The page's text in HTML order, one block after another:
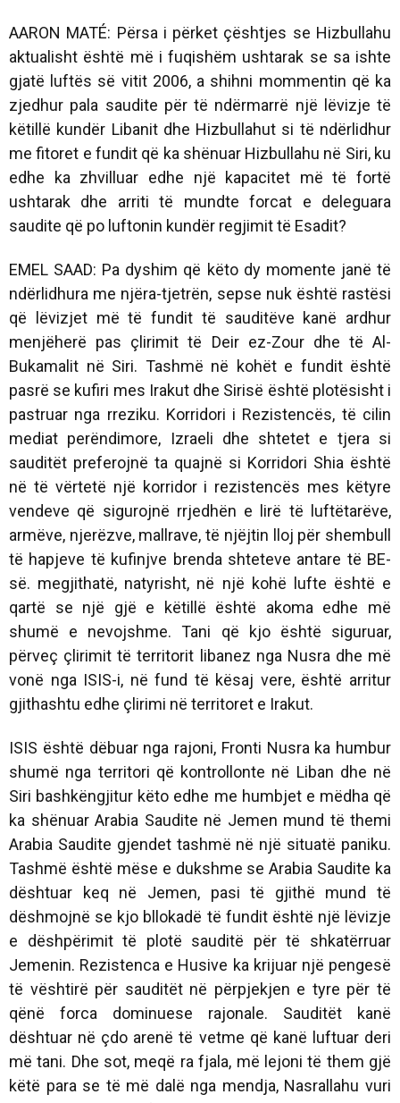
AARON MATÉ: Përsa i përket çështjes se Hizbullahu
aktualisht është më i fuqishëm ushtarak se sa ishte
gjatë luftës së vitit 2006, a shihni mommentin që ka
zjedhur pala saudite për të ndërmarrë një lëvizje të
këtillë kundër Libanit dhe Hizbullahut si të ndërlidhur
me fitoret e fundit që ka shënuar Hizbullahu në Siri, ku
edhe ka zhvilluar edhe një kapacitet më të fortë
ushtarak dhe arriti të mundte forcat e deleguara
saudite që po luftonin kundër regjimit të Esadit?
EMEL SAAD: Pa dyshim që këto dy momente janë të
ndërlidhura me njëra-tjetrën, sepse nuk është rastësi
që lëvizjet më të fundit të sauditëve kanë ardhur
menjëherë pas çlirimit të Deir ez-Zour dhe të Al-
Bukamalit në Siri. Tashmë në kohët e fundit është
pasrë se kufiri mes Irakut dhe Sirisë është plotësisht i
pastruar nga rreziku. Korridori i Rezistencës, të cilin
mediat perëndimore, Izraeli dhe shtetet e tjera si
sauditët preferojnë ta quajnë si Korridori Shia është
në të vërtetë një korridor i rezistencës mes këtyre
vendeve që sigurojnë rrjedhën e lirë të luftëtarëve,
armëve, njerëzve, mallrave, të njëjtin lloj për shembull
të hapjeve të kufinjve brenda shteteve antare të BE-
së. megjithatë, natyrisht, në një kohë lufte është e
qartë se një gjë e këtillë është akoma edhe më
shumë e nevojshme. Tani që kjo është siguruar,
përveç çlirimit të territorit libanez nga Nusra dhe më
vonë nga ISIS-i, në fund të kësaj vere, është arritur
gjithashtu edhe çlirimi në territoret e Irakut.
ISIS është dëbuar nga rajoni, Fronti Nusra ka humbur
shumë nga territori që kontrollonte në Liban dhe në
Siri bashkëngjitur këto edhe me humbjet e mëdha që
ka shënuar Arabia Saudite në Jemen mund të themi
Arabia Saudite gjendet tashmë në një situatë paniku.
Tashmë është mëse e dukshme se Arabia Saudite ka
dështuar keq në Jemen, pasi të gjithë mund të
dëshmojnë se kjo bllokadë të fundit është një lëvizje
e dëshpërimit të plotë sauditë për të shkatërruar
Jemenin. Rezistenca e Husive ka krijuar një pengesë
të vështirë për sauditët në përpjekjen e tyre për të
qënë forca dominuese rajonale. Sauditët kanë
dështuar në çdo arenë të vetme që kanë luftuar deri
më tani. Dhe sot, meqë ra fjala, më lejoni të them gjë
këtë para se të më dalë nga mendja, Nasrallahu vuri